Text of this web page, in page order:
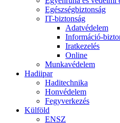
Egészségbiztonság
IT-biztonság
Adatvédelem
Információ-
Iratkezelés
Online
Munkavédelem
Hadiipar
Haditechnika
Honvédelem
Fegyverkezés
Külföld
ENSZ